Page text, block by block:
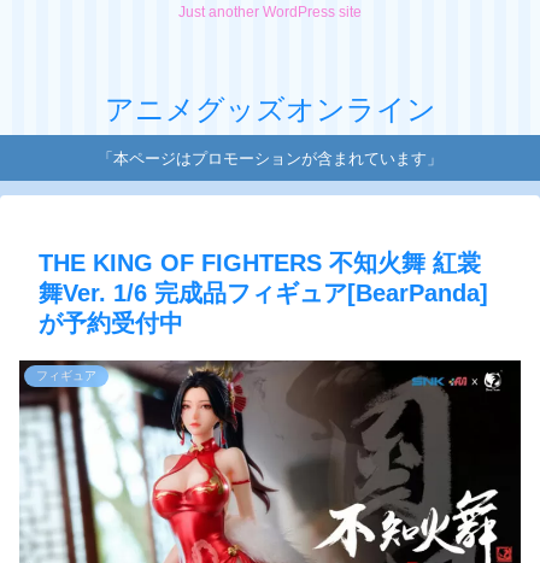
Just another WordPress site
アニメグッズオンライン
「本ページはプロモーションが含まれています」
THE KING OF FIGHTERS 不知火舞 紅裳
舞Ver. 1/6 完成品フィギュア[BearPanda]
が予約受付中
フィギュア